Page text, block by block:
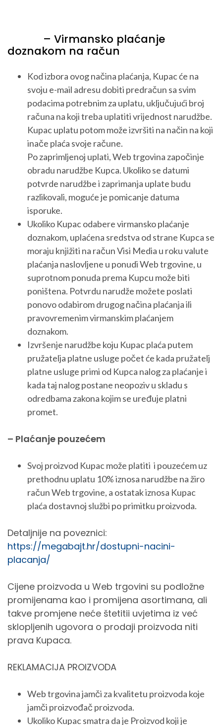
– Virmansko plaćanje
doznakom na račun
Kod izbora ovog načina plaćanja, Kupac će na
svoju e-mail adresu dobiti predračun sa svim
podacima potrebnim za uplatu, uključujući broj
računa na koji treba uplatiti vrijednost narudžbe.
Kupac uplatu potom može izvršiti na način na koji
inače plaća svoje račune.
Po zaprimljenoj uplati, Web trgovina započinje
obradu narudžbe Kupca. Ukoliko se datumi
potvrde narudžbe i zaprimanja uplate budu
razlikovali, moguće je pomicanje datuma
isporuke.
Ukoliko Kupac odabere virmansko plaćanje
doznakom, uplaćena sredstva od strane Kupca se
moraju knjižiti na račun Visi Media u roku valute
plaćanja naslovljene u ponudi Web trgovine, u
suprotnom ponuda prema Kupcu može biti
poništena. Potvrdu narudže možete poslati
ponovo odabirom drugog načina plaćanja ili
pravovremenim virmanskim plaćanjem
doznakom.
Izvršenje narudžbe koju Kupac plaća putem
pružatelja platne usluge počet će kada pružatelj
platne usluge primi od Kupca nalog za plaćanje i
kada taj nalog postane neopoziv u skladu s
odredbama zakona kojim se uređuje platni
promet.
– Plaćanje pouzećem
Svoj proizvod Kupac može platiti i pouzećem uz
prethodnu uplatu 10% iznosa narudžbe na žiro
račun Web trgovine, a ostatak iznosa Kupac
plaća dostavnoj službi po primitku proizvoda.
Detaljnije na poveznici:
https://megabajt.hr/dostupni-nacini-
placanja/
Cijene proizvoda u Web trgovini su podložne
promijenama kao i promijena asortimana, ali
takve promjene neće štetitii uvjetima iz već
sklopljenih ugovora o prodaji proizvoda niti
prava Kupaca.
REKLAMACIJA PROIZVODA
Web trgovina jamči za kvalitetu proizvoda koje
jamči proizvođač proizvoda.
Ukoliko Kupac smatra da je Proizvod koji je